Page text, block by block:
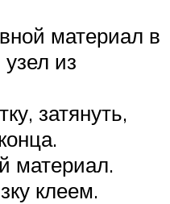
материал в
из
затянуть,
материал.
клеем.